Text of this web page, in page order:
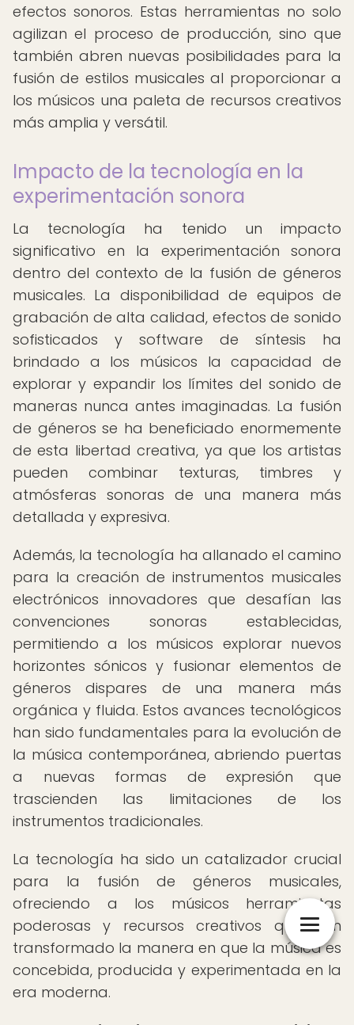
efectos sonoros. Estas herramientas no solo
agilizan el proceso de producción, sino que
también abren nuevas posibilidades para la
fusión de estilos musicales al proporcionar a
los músicos una paleta de recursos creativos
más amplia y versátil.
Impacto de la tecnología en la
experimentación sonora
La tecnología ha tenido un impacto
significativo en la experimentación sonora
dentro del contexto de la fusión de géneros
musicales. La disponibilidad de equipos de
grabación de alta calidad, efectos de sonido
sofisticados y software de síntesis ha
brindado a los músicos la capacidad de
explorar y expandir los límites del sonido de
maneras nunca antes imaginadas. La fusión
de géneros se ha beneficiado enormemente
de esta libertad creativa, ya que los artistas
pueden combinar texturas, timbres y
atmósferas sonoras de una manera más
detallada y expresiva.
Además, la tecnología ha allanado el camino
para la creación de instrumentos musicales
electrónicos innovadores que desafían las
convenciones sonoras establecidas,
permitiendo a los músicos explorar nuevos
horizontes sónicos y fusionar elementos de
géneros dispares de una manera más
orgánica y fluida. Estos avances tecnológicos
han sido fundamentales para la evolución de
la música contemporánea, abriendo puertas
a nuevas formas de expresión que
trascienden las limitaciones de los
instrumentos tradicionales.
La tecnología ha sido un catalizador crucial
para la fusión de géneros musicales,
ofreciendo a los músicos herramientas
poderosas y recursos creativos que han
transformado la manera en que la música es
concebida, producida y experimentada en la
era moderna.